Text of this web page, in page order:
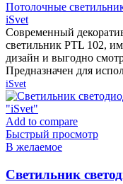
Потолочные
iSvet
Современный
светильник PTL 102,
дизайн и выгодно
Предназначен для
iSvet
Add to compare
Быстрый просмотр
В желаемое
Cветильник